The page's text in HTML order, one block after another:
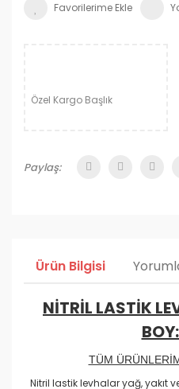
Özel Kargo Başlık
Paylaş:
Ürün Bilgisi
NİTRİL LASTİK
TÜM
Nitril lastik levhalar yağ, yakıt